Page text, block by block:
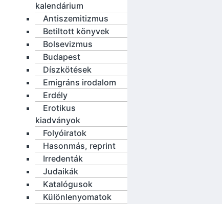
kalendárium
Antiszemitizmus
Betiltott könyvek
Bolsevizmus
Budapest
Díszkötések
Emigráns irodalom
Erdély
Erotikus
kiadványok
Folyóiratok
Hasonmás, reprint
Irredenták
Judaikák
Katalógusok
Különlenyomatok